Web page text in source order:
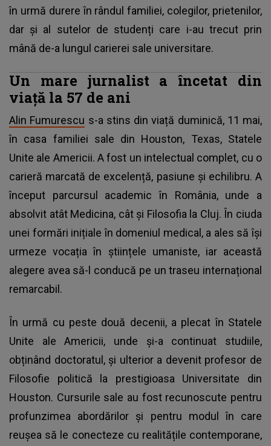
în urmă durere în rândul familiei, colegilor, prietenilor,
dar și al sutelor de studenți care i-au trecut prin
mână de-a lungul carierei sale universitare.
Un mare jurnalist a încetat din
viață la 57 de ani
Alin Fumurescu s-a stins din viață duminică, 11 mai,
în casa familiei sale din Houston, Texas, Statele
Unite ale Americii. A fost un intelectual complet, cu o
carieră marcată de excelență, pasiune și echilibru. A
început parcursul academic în România, unde a
absolvit atât Medicina, cât și Filosofia la Cluj. În ciuda
unei formări inițiale în domeniul medical, a ales să își
urmeze vocația în științele umaniste, iar această
alegere avea să-l conducă pe un traseu internațional
remarcabil.
În urmă cu peste două decenii, a plecat în Statele
Unite ale Americii, unde și-a continuat studiile,
obținând doctoratul, și ulterior a devenit profesor de
Filosofie politică la prestigioasa Universitate din
Houston. Cursurile sale au fost recunoscute pentru
profunzimea abordărilor și pentru modul în care
reușea să le conecteze cu realitățile contemporane,